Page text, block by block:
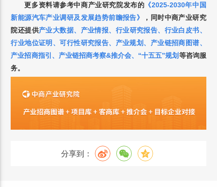
更多资料请参考中商产业研究院发布的 《2025-2030年中国
新能源汽车产业调研及发展趋势前瞻报告》 ， 同时中商产业研究
院还提供产业大数据、 产业情报、 行业研究报告、 行业白皮书、
行业地位证明 、可行性研究报告、 产业规划 、 产业链招商图谱、
产业招商指引 、 产业链招商考察&推介会、 “十五五”规划 等咨询服
务。
分享到：